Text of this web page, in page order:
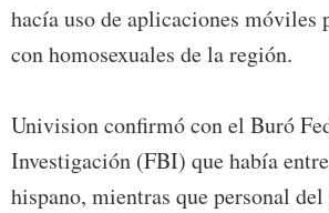
hacía uso de aplicaciones móviles
con homosexuales de la región.
Univision confirmó con el Buró
Investigación (FBI) que había
hispano, mientras que personal